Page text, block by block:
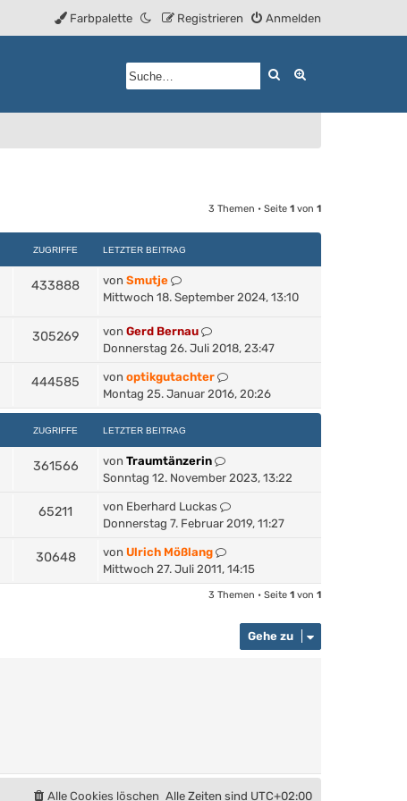
Anmelden
Registrieren
Farbpalette
Suche
3 Themen • Seite 1 von 1
ZUGRIFFE LETZTER BEITRAG
433888 von Smutje
Mittwoch 18. September 2024, 13:10
305269 von Gerd Bernau
Donnerstag 26. Juli 2018, 23:47
444585 von optikgutachter
Montag 25. Januar 2016, 20:26
ZUGRIFFE LETZTER BEITRAG
361566 von Traumtänzerin
Sonntag 12. November 2023, 13:22
65211 von Eberhard Luckas
Donnerstag 7. Februar 2019, 11:27
30648 von Ulrich Mößlang
Mittwoch 27. Juli 2011, 14:15
3 Themen • Seite 1 von 1
Gehe zu
Alle Zeiten sind UTC+02:00
Alle Cookies löschen